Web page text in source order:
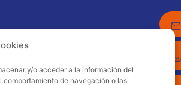
y/o acceder a la información del
comportamiento de navegación o las